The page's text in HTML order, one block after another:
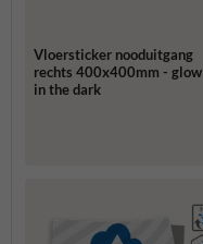
Vloersticker nooduitgang
rechts 400x400mm - glow
in the dark